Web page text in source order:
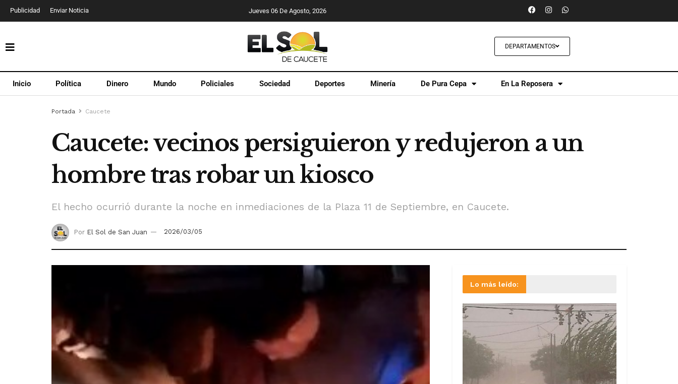
Publicidad Enviar Noticia Jueves 06 De Agosto, 2026
DEPARTAMENTOS
Inicio Política Dinero Mundo Policiales Sociedad Deportes Minería De Pura Cepa En La Reposera
Portada Caucete
Caucete: vecinos persiguieron y redujeron a un
hombre tras robar un kiosco
El hecho ocurrió durante la noche en inmediaciones de la Plaza 11 de Septiembre, en Caucete.
Por El Sol de San Juan 2026/03/05
Lo más leído: